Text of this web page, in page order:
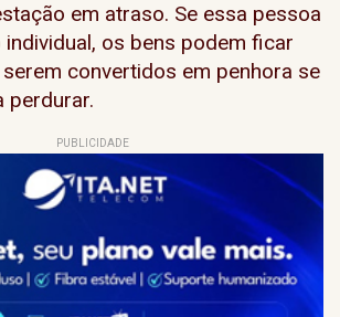
em atraso. Se essa pessoa
os bens podem ficar
convertidos em penhora se
perdurar.
PUBLICIDADE